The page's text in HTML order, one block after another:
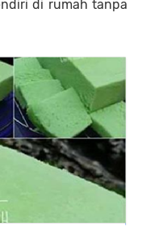
di rumah tanpa